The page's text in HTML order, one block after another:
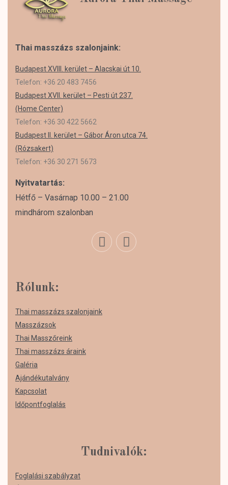
Thai masszázs szalonjaink:
Budapest XVIII. kerület – Alacskai út 10.
Telefon: +36 20 483 7456
Budapest XVII. kerület – Pesti út 237.
(Home Center)
Telefon: +36 30 422 5662
Budapest II. kerület – Gábor Áron utca 74.
(Rózsakert)
Telefon: +36 30 271 5673
Nyitvatartás:
Hétfő – Vasárnap 10.00 – 21.00
mindhárom szalonban
Rólunk:
Thai masszázs szalonjaink
Masszázsok
Thai Masszőreink
Thai masszázs áraink
Galéria
Ajándékutalvány
Kapcsolat
Időpontfoglalás
Tudnivalók:
Foglalási szabályzat